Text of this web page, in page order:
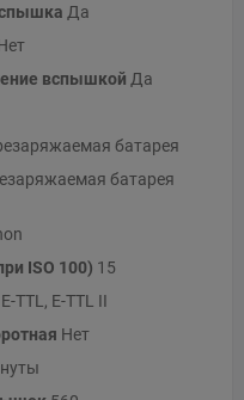
Да
вспышкой Да
батарея
батарея
ISO 100) 15
E-TTL, E-TTL II
Нет